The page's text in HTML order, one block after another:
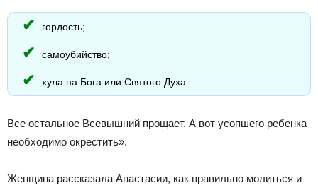
гордость;
самоубийство;
хула на Бога или Святого Духа.
Все остальное Всевышний прощает. А вот усопшего ребенка
необходимо окрестить».
Женщина рассказала Анастасии, как правильно молиться и